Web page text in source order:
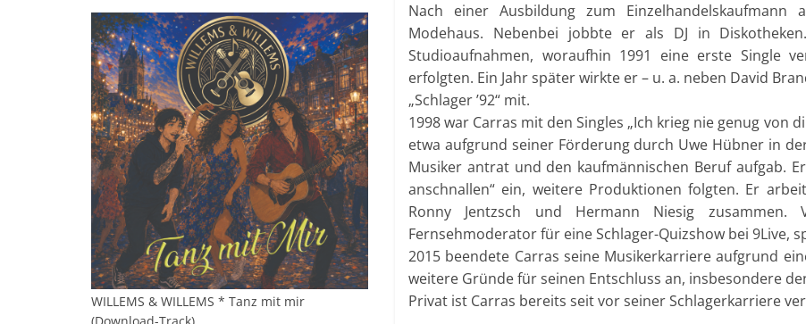
Nach einer Ausbildung zum
Modehaus. Nebenbei jobbte er als DJ in
Studioaufnahmen, woraufhin 1991 eine erste Single
erfolgten. Ein Jahr später wirkte er – u. a. neben David
„Schlager ’92“ mit.
1998 war Carras mit den Singles „Ich krieg nie genug von
etwa aufgrund seiner Förderung durch Uwe Hübner in
Musiker antrat und den kaufmännischen Beruf aufgab.
anschnallen“ ein, weitere Produktionen folgten. Er
Ronny Jentzsch und Hermann Niesig
Fernsehmoderator für eine Schlager-Quizshow bei 9Live,
2015 beendete Carras seine Musikerkarriere aufgrund
weitere Gründe für seinen Entschluss an, insbesondere
Privat ist Carras bereits seit vor seiner Schlagerkarriere
WILLEMS & WILLEMS * Tanz mit mir